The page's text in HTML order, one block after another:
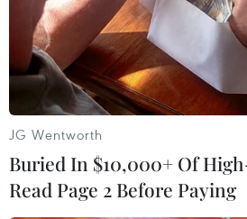
hợp đặc thù do Chính phủ
Cũng theo Thông tư trên,
thoát nước phải đáp ứng các
thị, khu dân cư tập trung có
riêng và nhà máy xử lý nước
trung, nước thải sinh hoạt
được nối trực tiếp vào hộp
nước mưa của hộ thoát nước
JG Wentworth
Buried In $10,000+ Of
Read Page 2 Before Paying